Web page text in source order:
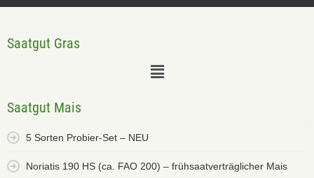
Saatgut Gras
Saatgut Mais
5 Sorten Probier-Set – NEU
Noriatis 190 HS (ca. FAO 200) – frühsaatverträglicher Mais